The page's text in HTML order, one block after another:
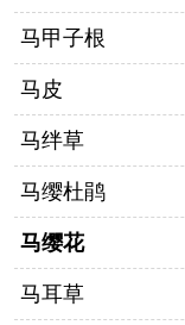
马甲子根
马皮
马绊草
马缨杜鹃
马缨花
马耳草